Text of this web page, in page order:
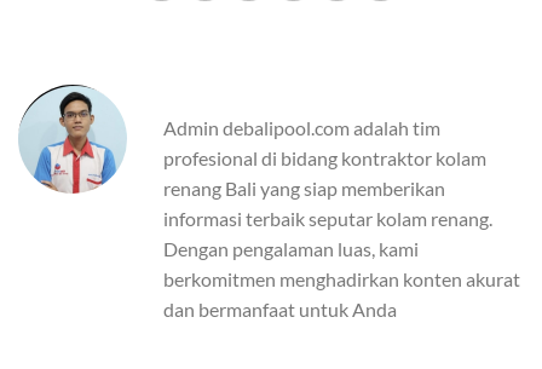
Admin debalipool.com adalah tim
profesional di bidang kontraktor kolam
renang Bali yang siap memberikan
informasi terbaik seputar kolam renang.
Dengan pengalaman luas, kami
berkomitmen menghadirkan konten akurat
dan bermanfaat untuk Anda